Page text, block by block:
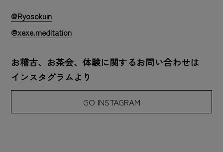
@Ryosokuin
@xexe.meditation
お稽古、お茶会、体験に関するお問い合わせは
インスタグラムより
GO INSTAGRAM